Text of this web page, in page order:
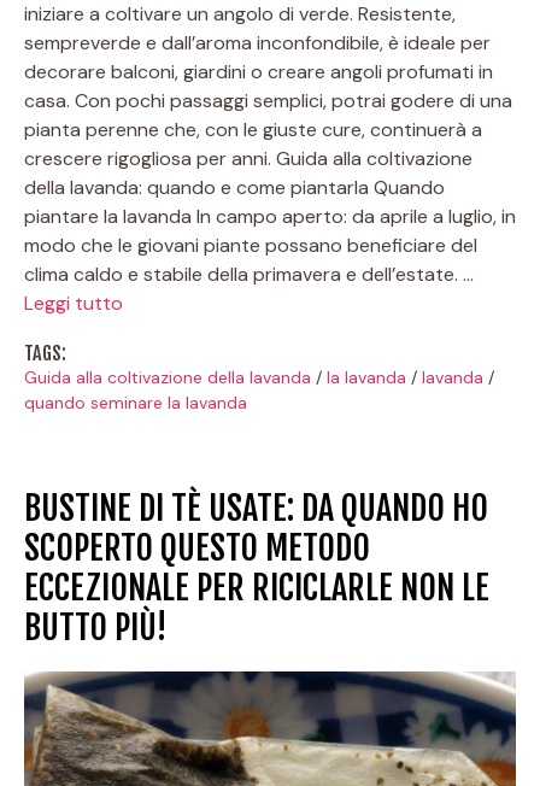
iniziare a coltivare un angolo di verde. Resistente,
sempreverde e dall’aroma inconfondibile, è ideale per
decorare balconi, giardini o creare angoli profumati in
casa. Con pochi passaggi semplici, potrai godere di una
pianta perenne che, con le giuste cure, continuerà a
crescere rigogliosa per anni. Guida alla coltivazione
della lavanda: quando e come piantarla Quando
piantare la lavanda In campo aperto: da aprile a luglio, in
modo che le giovani piante possano beneficiare del
clima caldo e stabile della primavera e dell’estate. …
Leggi tutto
TAGS:
Guida alla coltivazione della lavanda / la lavanda / lavanda /
quando seminare la lavanda
BUSTINE DI TÈ USATE: DA QUANDO HO
SCOPERTO QUESTO METODO
ECCEZIONALE PER RICICLARLE NON LE
BUTTO PIÙ!